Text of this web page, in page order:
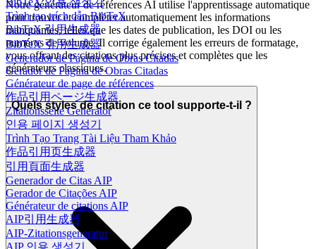
Trình tạo trích dẫn BibTeX
BibTeX 引用生成器
BibTeX 引用生成器
Generador de Página de Obras Citadas
Gerador de Página de Obras Citadas
Générateur de page de références
作品引用ページ生成器
Zitationsseite Generator
인용 페이지 생성기
Trình Tạo Trang Tài Liệu Tham Khảo
作品引用页生成器
引用頁面生成器
Generador de Citas AIP
Gerador de Citações AIP
Générateur de citations AIP
AIP引用生成器
AIP-Zitationsgenerator
AIP 인용 생성기
Notre générateur de références AI utilise l'apprentissage automatique
pour trouver et compléter automatiquement les informations
manquantes, telles que les dates de publication, les DOI ou les
numéros de volume. Il corrige également les erreurs de formatage,
vous offrant des citations plus précises et complètes que les
générateurs classiques.
Quels styles de citation ce tool supporte-t-il ?